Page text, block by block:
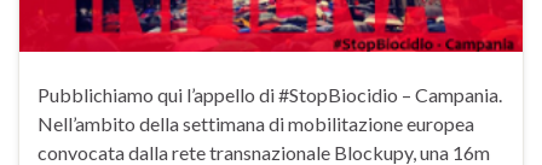
Pubblichiamo qui l’appello di #StopBiocidio – Campania.
Nell’ambito della settimana di mobilitazione europea
convocata dalla rete transnazionale Blockupy, una 16m